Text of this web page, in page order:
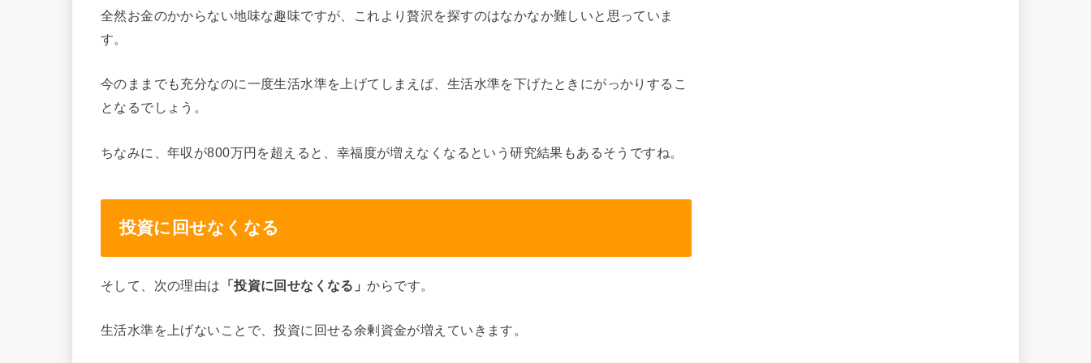
全然お金のかからない地味な趣味ですが、これより贅沢を探すのはなかなか難しいと思っていま
す。
今のままでも充分なのに一度生活水準を上げてしまえば、生活水準を下げたときにがっかりするこ
となるでしょう。
ちなみに、年収が800万円を超えると、幸福度が増えなくなるという研究結果もあるそうですね。
投資に回せなくなる
そして、次の理由は 「投資に回せなくなる」からです。
生活水準を上げないことで、投資に回せる余剰資金が増えていきます。